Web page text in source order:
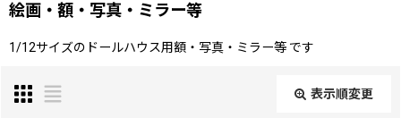
絵画・額・写真・ミラー等
1/12サイズのドールハウス用額・写真・ミラー等 です
表示順変更